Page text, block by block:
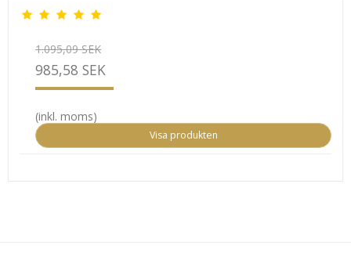
1.095,09 SEK
985,58 SEK
(inkl. moms)
Visa produkten